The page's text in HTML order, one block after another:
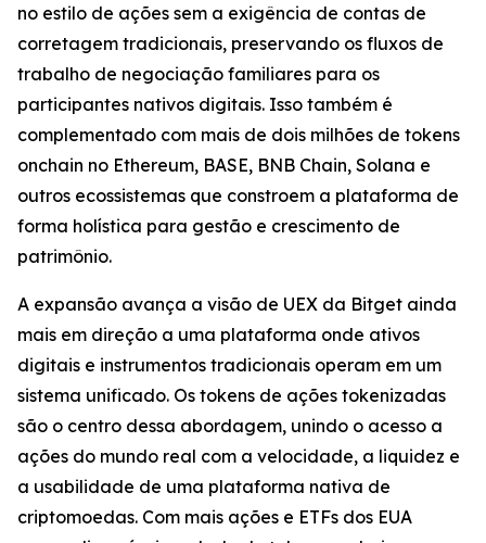
no estilo de ações sem a exigência de contas de
corretagem tradicionais, preservando os fluxos de
trabalho de negociação familiares para os
participantes nativos digitais. Isso também é
complementado com mais de dois milhões de tokens
onchain no Ethereum, BASE, BNB Chain, Solana e
outros ecossistemas que constroem a plataforma de
forma holística para gestão e crescimento de
patrimônio.
A expansão avança a visão de UEX da Bitget ainda
mais em direção a uma plataforma onde ativos
digitais e instrumentos tradicionais operam em um
sistema unificado. Os tokens de ações tokenizadas
são o centro dessa abordagem, unindo o acesso a
ações do mundo real com a velocidade, a liquidez e
a usabilidade de uma plataforma nativa de
criptomoedas. Com mais ações e ETFs dos EUA